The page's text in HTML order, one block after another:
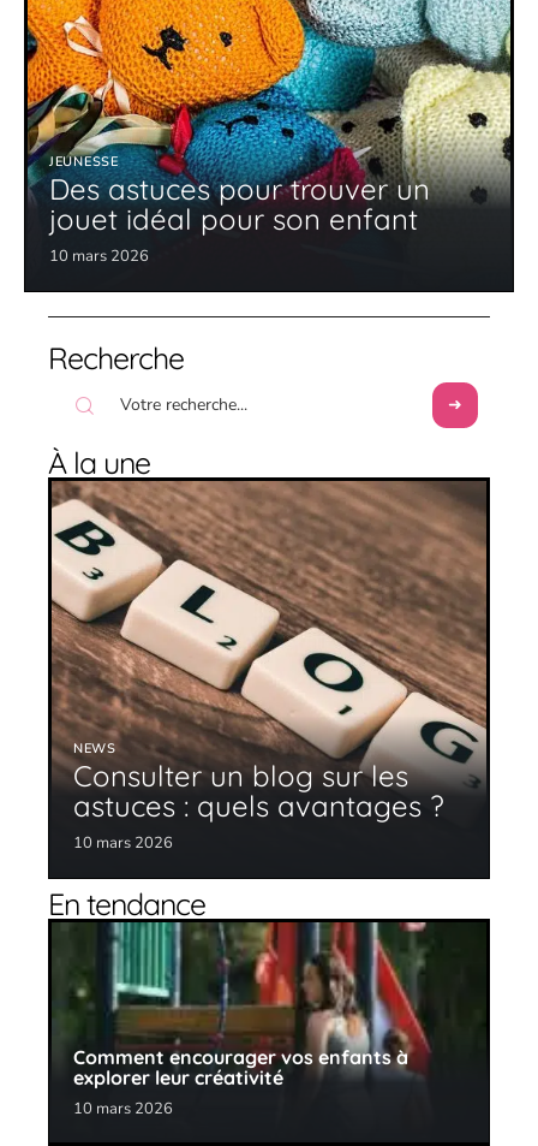
JEUNESSE
Des astuces pour trouver un
jouet idéal pour son enfant
10 mars 2026
Recherche
À la une
NEWS
Consulter un blog sur les
astuces : quels avantages ?
10 mars 2026
En tendance
Comment encourager vos enfants à
explorer leur créativité
10 mars 2026